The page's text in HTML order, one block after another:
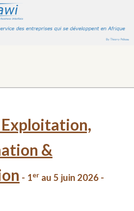
Exploitation,
&
- 1erau 5 juin 2026 -